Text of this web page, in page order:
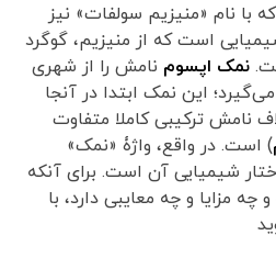
با نام «منیزیم سولفات» نیز
است که از منیزیم، گوگرد
نمک اپسوم نامش را از شهری
این نمک ابتدا در آنجا
نامش ترکیبی کاملا متفاوت
) است. در واقع، واژۀ «نمک»
شیمیایی آن است. برای آنکه
مزایا و چه معایبی دارد، با